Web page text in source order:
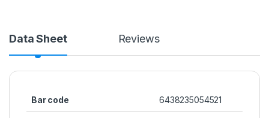
Data Sheet Reviews
Bar code 6438235054521